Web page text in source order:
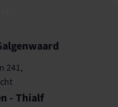
241,
- Thialf